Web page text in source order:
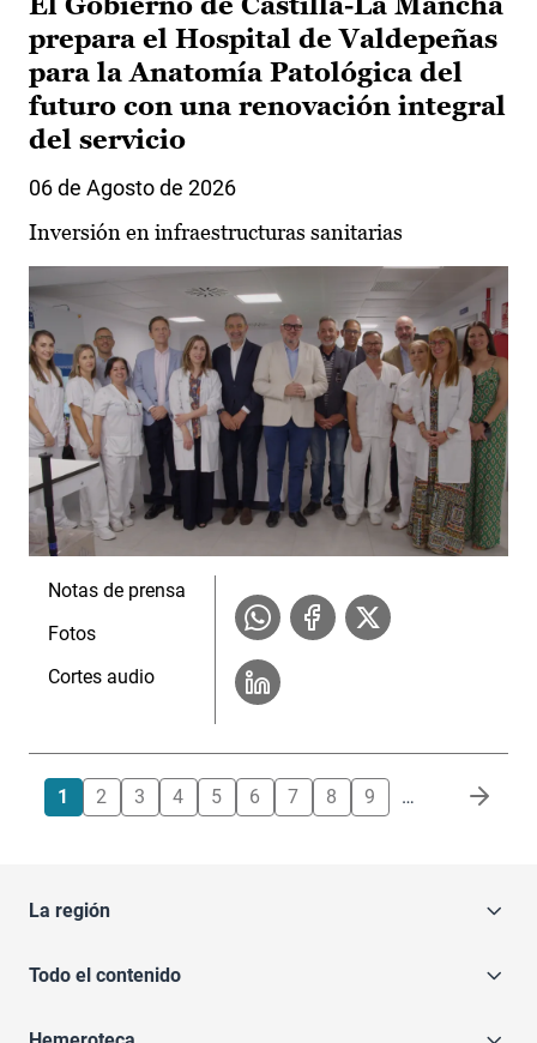
prepara el Hospital de Valdepeñas
para la Anatomía Patológica del
futuro con una renovación integral
del servicio
06 de Agosto de 2026
Inversión en infraestructuras sanitarias
Notas de prensa
Fotos
Cortes audio
Paginación
1 2 3 4 5 6 7 8 9 …
La región
Todo el contenido